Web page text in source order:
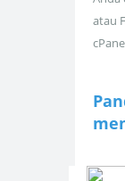
atau